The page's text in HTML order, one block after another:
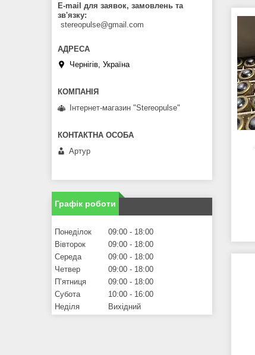
E-mail для заявок, замовлень та
зв'язку
stereopulse@gmail.com
Чернігів, Україна
Інтернет-магазин "Stereopulse"
Артур
Графік роботи
Понеділок 09:00
18:00
Вівторок
09:00
18:00
Середа
09:00
18:00
Четвер
09:00
18:00
Пʼятниця
09:00
18:00
Субота
10:00
16:00
Неділя
Вихідний